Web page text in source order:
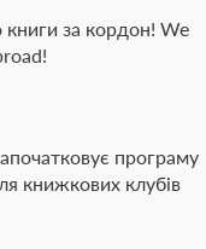
за кордон! We
програму
книжкових клубів